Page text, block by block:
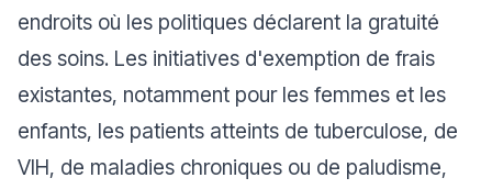
endroits où les politiques déclarent la gratuité
des soins. Les initiatives d'exemption de frais
existantes, notamment pour les femmes et les
enfants, les patients atteints de tuberculose, de
VIH, de maladies chroniques ou de paludisme,